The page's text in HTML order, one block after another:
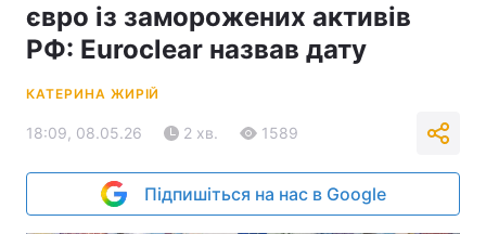
євро із заморожених активів
РФ: Euroclear назвав дату
КАТЕРИНА ЖИРІЙ
18:09, 08.05.26 2 хв. 1589
Підпишіться на нас в Google